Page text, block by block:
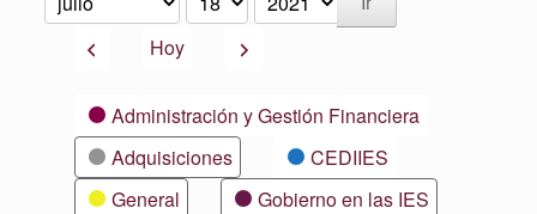
Mes
Día
Año
AnteriorHoy Siguiente
CategoríasAdministración y Gestión Financiera
Adquisiciones
CEDIIES
General
Gobierno en las IES